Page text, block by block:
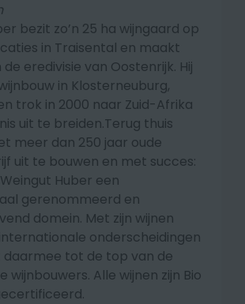
bezit zo’n 25 ha wijngaard op
in Traisental en maakt
eredivisie van Oostenrijk. Hij
in Klosterneuburg,
trok in 2000 naar Zuid-Afrika
uit te breiden.Terug thuis
meer dan 250 jaar oude
uit te bouwen en met succes:
Huber een
gerenommeerd en
domein. Met zijn wijnen
onderscheidingen
tot de top van de
wijnbouwers. Alle wijnen zijn Bio